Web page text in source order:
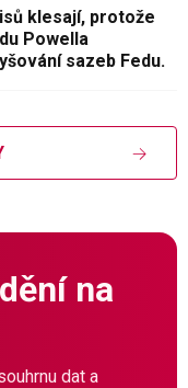
klesají, protože
Powella
sazeb Fedu.
na
dat a